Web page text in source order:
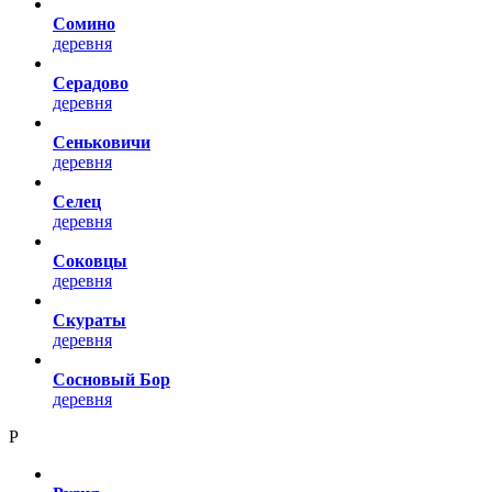
Сомино
деревня
Серадово
деревня
Сеньковичи
деревня
Селец
деревня
Соковцы
деревня
Скураты
деревня
Сосновый Бор
деревня
Р